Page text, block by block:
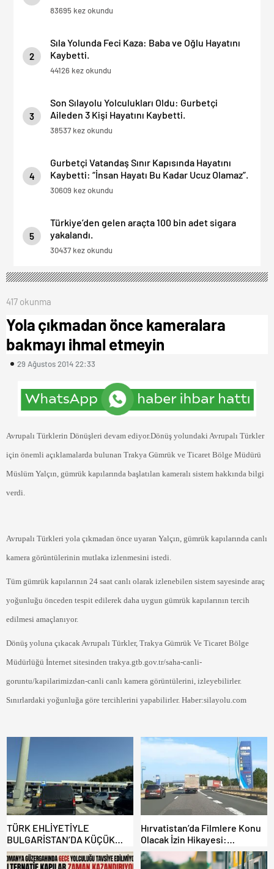
83695 kez okundu
2
Sıla Yolunda Feci Kaza: Baba ve Oğlu Hayatını
Kaybetti.
44126 kez okundu
3
Son Sılayolu Yolculukları Oldu: Gurbetçi
Aileden 3 Kişi Hayatını Kaybetti.
38537 kez okundu
4
Gurbetçi Vatandaş Sınır Kapısında Hayatını
Kaybetti: “İnsan Hayatı Bu Kadar Ucuz Olamaz”.
30609 kez okundu
5
Türkiye’den gelen araçta 100 bin adet sigara
yakalandı.
30437 kez okundu
417 okunma
Yola çıkmadan önce kameralara
bakmayı ihmal etmeyin
29 Ağustos 2014 22:33
Avrupalı Türklerin Dönüşleri devam ediyor.Dönüş yolundaki Avrupalı Türkler
için önemli açıklamalarda bulunan Trakya Gümrük ve Ticaret Bölge Müdürü
Müslüm Yalçın, gümrük kapılarında başlatılan kameralı sistem hakkında bilgi
verdi.
Avrupalı Türkleri yola çıkmadan önce uyaran Yalçın, gümrük kapılarında canlı
kamera görüntülerinin mutlaka izlenmesini istedi.
Tüm gümrük kapılarının 24 saat canlı olarak izlenebilen sistem sayesinde araç
yoğunluğu önceden tespit edilerek daha uygun gümrük kapılarının tercih
edilmesi amaçlanıyor.
Dönüş yoluna çıkacak Avrupalı Türkler, Trakya Gümrük Ve Ticaret Bölge
Müdürlüğü İnternet sitesinden trakya.gtb.gov.tr/saha-canli-
goruntu/kapilarimizdan-canli canlı kamera görüntülerini, izleyebilirler.
Sınırlardaki yoğunluğa göre tercihlerini yapabilirler. Haber:silayolu.com
TÜRK EHLİYETİYLE
BULGARİSTAN’DA KÜÇÜK
HATA, ARACINA 6 AY EL
KONULMASINA YOL AÇTI
Hırvatistan’da Filmlere Konu
Olacak İzin Hikayesi:
Benzinlikte Eşini Unuttu!